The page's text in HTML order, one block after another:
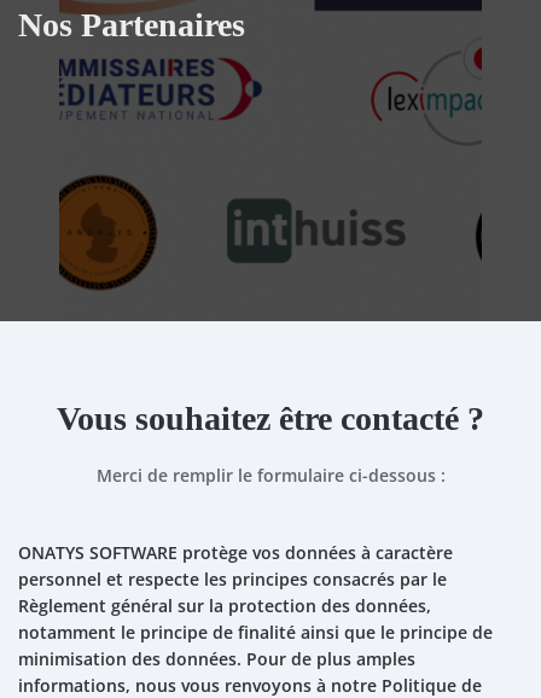
Nos Partenaires
Vous souhaitez être contacté ?
Merci de remplir le formulaire ci-dessous :
ONATYS SOFTWARE protège vos données à caractère
personnel et respecte les principes consacrés par le
Règlement général sur la protection des données,
notamment le principe de finalité ainsi que le principe de
minimisation des données. Pour de plus amples
informations, nous vous renvoyons à notre Politique de